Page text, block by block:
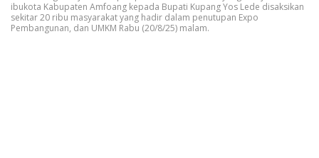
ibukota Kabupaten Amfoang kepada Bupati Kupang Yos Lede disaksikan
sekitar 20 ribu masyarakat yang hadir dalam penutupan Expo
Pembangunan, dan UMKM Rabu (20/8/25) malam.